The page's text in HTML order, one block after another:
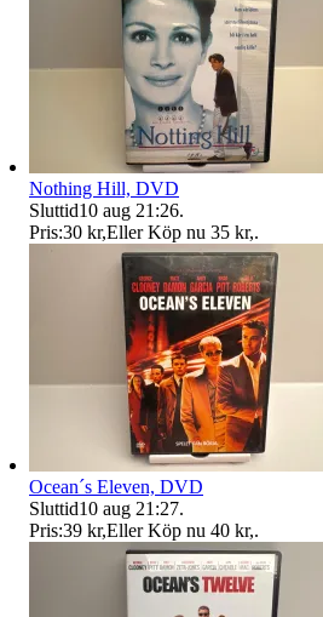
Nothing Hill, DVD
Sluttid10 aug 21:26.
Pris:30 kr,Eller Köp nu 35 kr,.
Ocean´s Eleven, DVD
Sluttid10 aug 21:27.
Pris:39 kr,Eller Köp nu 40 kr,.